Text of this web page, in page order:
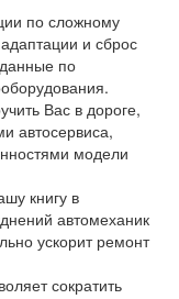
по сложному
и сброс
по
Вас в дороге,
автосервиса,
модели
книгу в
автомеханик
ускорит ремонт
сократить